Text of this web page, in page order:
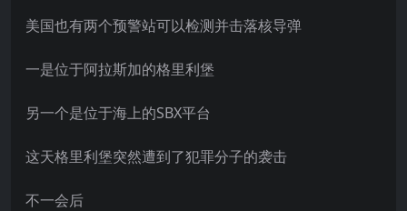
美国也有两个预警站可以检测并击落核导弹
一是位于阿拉斯加的格里利堡
另一个是位于海上的SBX平台
这天格里利堡突然遭到了犯罪分子的袭击
不一会后